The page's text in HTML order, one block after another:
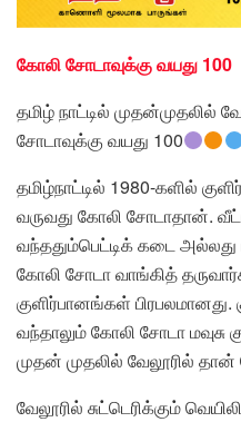
கோலி சோடாவுக்கு வயது 100
தமிழ் நாட்டில் முதன்முதலில்
சோடாவுக்கு வயது 100
தமிழ்நாட்டில் 1980-களில்
வருவது கோலி சோடாதான்.
வந்ததும்பெட்டிக் கடை
கோலி சோடா வாங்கித்
குளிர்பானங்கள்
வந்தாலும் கோலி சோடா மவுசு
முதன் முதலில் வேலூரில்
வேலூரில் சுட்டெரிக்கும்